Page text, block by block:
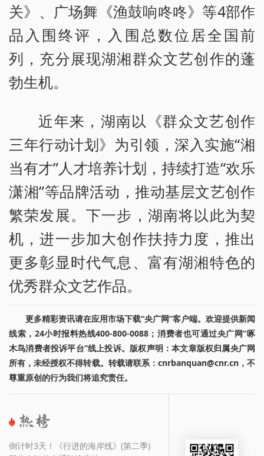
关》、广场舞《渔鼓响咚咚》等4部作
品入围终评，入围总数位居全国前
列，充分展现湖湘群众文艺创作的蓬
勃生机。
近年来，湖南以《群众文艺创作
三年行动计划》为引领，深入实施“湘
当有才”人才培养计划，持续打造“欢乐
潇湘”等品牌活动，推动基层文艺创作
繁荣发展。下一步，湖南将以此为契
机，进一步加大创作扶持力度，推出
更多彰显时代气息、富有湖湘特色的
优秀群众文艺作品。
更多精彩资讯请在应用市场下载“央广网”客户端。欢迎提供新闻
线索，24小时报料热线400-800-0088；消费者也可通过央广网“啄
木鸟消费者投诉平台”线上投诉。版权声明：本文章版权归属央广网
所有，未经授权不得转载。转载请联系：cnrbanquan@cnr.cn，不
尊重原创的行为我们将追究责任。
倒计时3天！《行进的海岸线》(第二季)